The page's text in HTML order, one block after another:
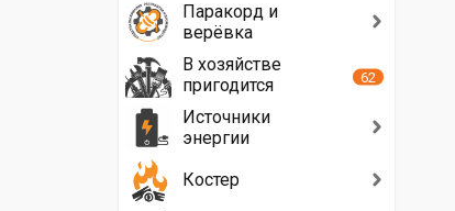
Паракорд и
верёвка
В хозяйстве
пригодится
62
Источники
энергии
Костер